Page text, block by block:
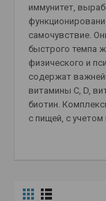
иммунитет,
самочувствие.
быстрого темпа
физического и
содержат
витамины C, D,
биотин.
с пищей, с